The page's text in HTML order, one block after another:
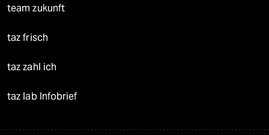
team zukunft
taz frisch
taz zahl ich
taz lab Infobrief